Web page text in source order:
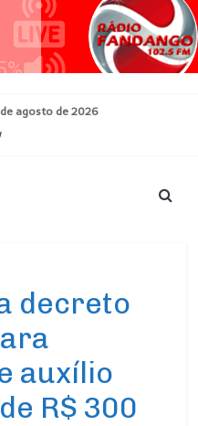
agosto de 2026
decreto
auxílio
R$ 300